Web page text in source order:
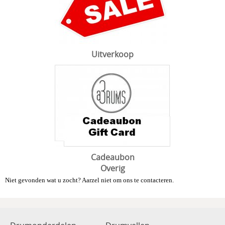
Uitverkoop
Cadeaubon
Overig
Niet gevonden wat u zocht? Aarzel niet om ons te contacteren.